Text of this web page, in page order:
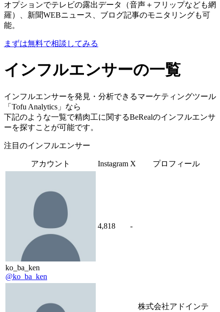
オプションでテレビの露出データ（音声＋フリップなども網
羅）、新聞WEBニュース、ブログ記事のモニタリングも可
能。
まずは無料で相談してみる
インフルエンサーの一覧
インフルエンサーを発見・分析できるマーケティングツール
「Tofu Analytics」なら
下記のような一覧で精肉工に関するBeRealのインフルエンサ
ーを探すことが可能です。
注目のインフルエンサー
アカウント Instagram X プロフィール
ko_ba_ken
@ko_ba_ken
4,818 -
株式会社アドインテ